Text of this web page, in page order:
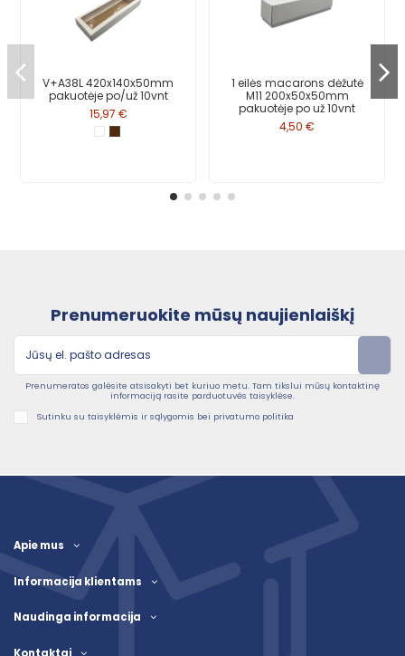
V+A38L 420x140x50mm
pakuotėje po/už 10vnt
15,97 €
1 eilės macarons dėžutė
M11 200x50x50mm
pakuotėje po už 10vnt
4,50 €
Prenumeruokite mūsų naujienlaiškį
Prenumeratos galėsite atsisakyti bet kuriuo metu. Tam tikslui mūsų kontaktinę
informaciją rasite parduotuvės taisyklėse.
Sutinku su taisyklėmis ir sąlygomis bei privatumo politika
Apie mus
Informacija klientams
Naudinga informacija